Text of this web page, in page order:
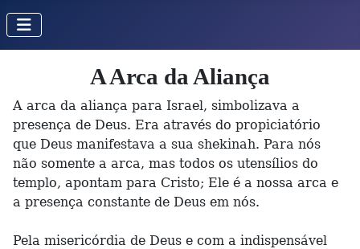
A Arca da Aliança
A arca da aliança para Israel, simbolizava a
presença de Deus. Era através do propiciatório
que Deus manifestava a sua shekinah. Para nós
não somente a arca, mas todos os utensílios do
templo, apontam para Cristo; Ele é a nossa arca e
a presença constante de Deus em nós.
Pela misericórdia de Deus e com a indispensável